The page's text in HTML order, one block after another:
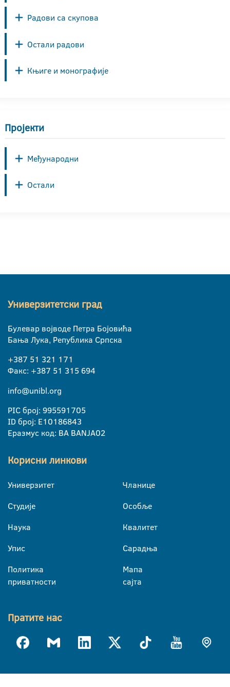
Радови са скупова
Остали радови
Књиге и монографије
Пројекти
Међународни
Остали
Универзитетски град
Булевар војводе Петра Бојовића
Бања Лука, Република Српска
+387 51 321 171
Факс: +387 51 315 694
info@unibl.org
PIC број: 995591705
ID број: E10186843
Еразмус код: BA BANJA02
Корисни линкови
Универзитет
Студије
Наука
Упис
Политика
приватности
Чланице
Особље
Квалитет
Сарадња
Мапа
сајта
Пратите нас